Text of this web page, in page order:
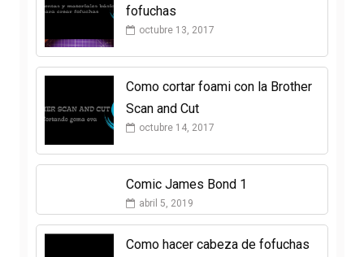
fofuchas
octubre 13, 2017
Como cortar foami con la Brother
Scan and Cut
octubre 14, 2017
Comic James Bond 1
abril 5, 2019
Como hacer cabeza de fofuchas